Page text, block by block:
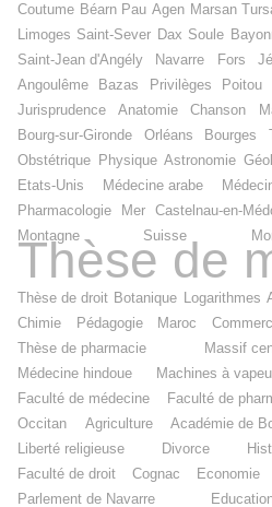
Coutume Béarn Pau Agen Marsan
Limoges Saint-Sever Dax Soule
Saint-Jean d'Angély
Navarre Fors
Angoulême
Bazas Privilèges Poitou
Jurisprudence
Anatomie Chanson
Bourg-sur-Gironde
Orléans Bourges
Obstétrique Physique Astronomie
Etats-Unis
Médecine arabe
Pharmacologie
Mer Castelnau-en-
Montagne
Suisse
Thèse de
Thèse de droit Botanique Logarithmes
Chimie
Pédagogie Maroc
Thèse de pharmacie
Massif
Médecine hindoue
Machines à
Faculté de médecine
Faculté de
Occitan
Agriculture Académie de
Liberté religieuse
Divorce
Faculté de droit
Cognac Economie
Parlement de Navarre